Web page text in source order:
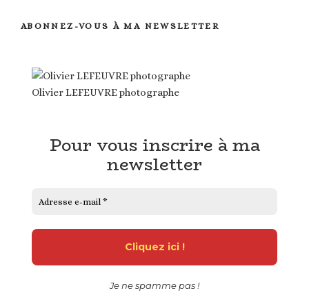
ABONNEZ-VOUS À MA NEWSLETTER
Olivier LEFEUVRE photographe
Pour vous inscrire à ma
newsletter
Je ne spamme pas !